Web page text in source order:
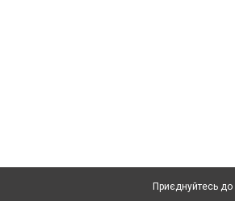
Приєднуйтесь до